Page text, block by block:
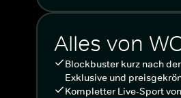
Alles von
Blockbuster kurz nach
Exklusive und
Kompletter Live-Sport